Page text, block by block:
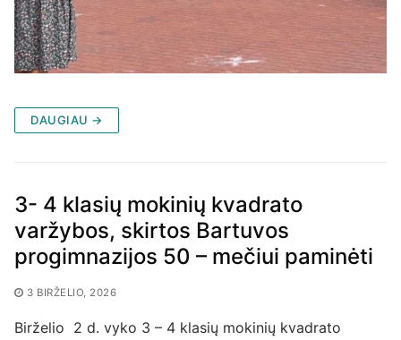
DAUGIAU →
3- 4 klasių mokinių kvadrato
varžybos, skirtos Bartuvos
progimnazijos 50 – mečiui paminėti
3 BIRŽELIO, 2026
Birželio 2 d. vyko 3 – 4 klasių mokinių kvadrato